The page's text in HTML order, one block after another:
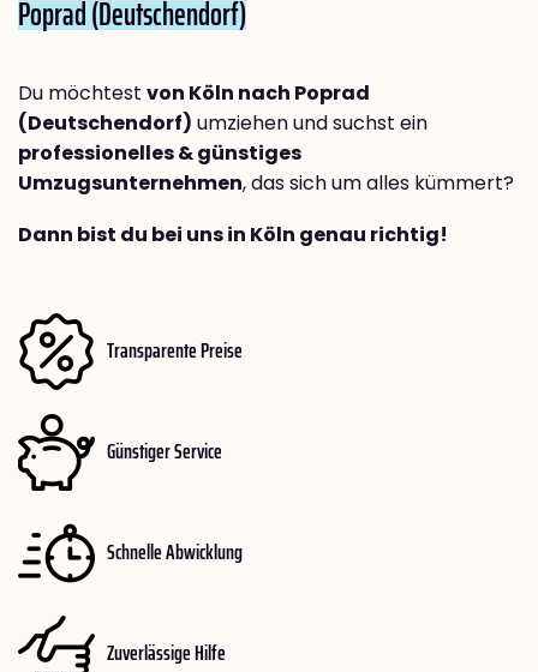
Poprad (Deutschendorf)
Du möchtest von Köln nach Poprad
(Deutschendorf) umziehen und suchst ein
professionelles & günstiges
Umzugsunternehmen, das sich um alles kümmert?
Dann bist du bei uns in Köln genau richtig!
Transparente Preise
Günstiger Service
Schnelle Abwicklung
Zuverlässige Hilfe